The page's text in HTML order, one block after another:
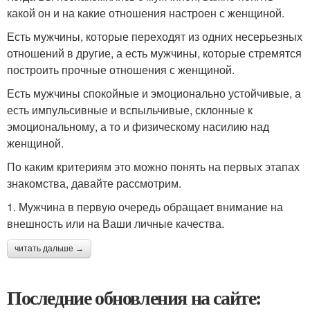
какой он и на какие отношения настроен с женщиной.
Есть мужчины, которые переходят из одних несерьезных
отношений в другие, а есть мужчины, которые стремятся
построить прочные отношения с женщиной.
Есть мужчины спокойные и эмоционально устойчивые, а
есть импульсивные и вспыльчивые, склонные к
эмоциональному, а то и физическому насилию над
женщиной.
По каким критериям это можно понять на первых этапах
знакомства, давайте рассмотрим.
1. Мужчина в первую очередь обращает внимание на
внешность или на Ваши личные качества.
читать дальше →
Последние обновления на сайте: